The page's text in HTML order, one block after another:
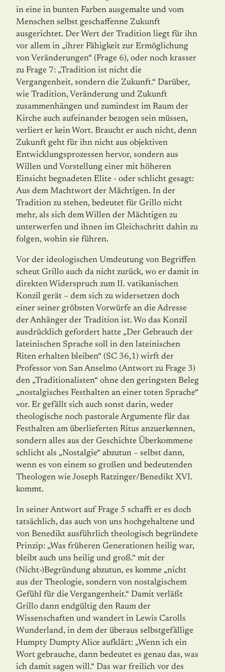
in eine in bunten Farben ausgemalte und vom
Menschen selbst geschaffenne Zukunft
ausgerichtet. Der Wert der Tradition liegt für ihn
vor allem in „ihrer Fähigkeit zur Ermöglichung
von Veränderungen“ (Frage 6), oder noch krasser
zu Frage 7: „Tradition ist nicht die
Vergangenheit, sondern die Zukunft.“ Darüber,
wie Tradition, Veränderung und Zukunft
zusammenhängen und zumindest im Raum der
Kirche auch aufeinander bezogen sein müssen,
verliert er kein Wort. Braucht er auch nicht, denn
Zukunft geht für ihn nicht aus objektiven
Entwick­lungs­prozessen hervor, sondern aus
Willen und Vorstellung einer mit höheren
Einsicht begnadeten Elite - oder schlicht gesagt:
Aus dem Machtwort der Mächtigen. In der
Tradition zu stehen, bedeutet für Grillo nicht
mehr, als sich dem Willen der Mächtigen zu
unterwerfen und ihnen im Gleichschritt dahin zu
folgen, wohin sie führen.
Vor der ideologischen Umdeutung von Begriffen
scheut Grillo auch da nicht zurück, wo er damit in
direkten Widerspruch zum II. vatikanischen
Konzil gerät – dem sich zu widersetzen doch
einer seiner gröbsten Vorwürfe an die Adresse
der Anhänger der Tradition ist. Wo das Konzil
ausdrücklich gefordert hatte „Der Gebrauch der
lateinischen Sprache soll in den lateinischen
Riten erhalten bleiben“ (SC 36,1) wirft der
Professor von San Anselmo (Antwort zu Frage 3)
den „Traditionalisten“ ohne den geringsten Beleg
„nostalgisches Festhalten an einer toten Sprache“
vor. Er gefällt sich auch sonst darin, weder
theologische noch pastorale Argumente für das
Festhalten am überlieferten Ritus anzuerkennen,
sondern alles aus der Geschichte Überkommene
schlicht als „Nostalgie“ abzutun – selbst dann,
wenn es von einem so großen und bedeutenden
Theologen wie Joseph Ratzinger/Benedikt XVI.
kommt.
In seiner Antwort auf Frage 5 schafft er es doch
tatsächlich, das auch von uns hochge­haltene und
von Benedikt ausführlich theologisch begründete
Prinzip: „Was früheren Generationen heilig war,
bleibt auch uns heilig und groß.“ mit der
(Nicht-)Begründung abzutun, es komme „nicht
aus der Theologie, sondern von nostalgischem
Gefühl für die Vergangenheit.“ Damit verläßt
Grillo dann endgültig den Raum der
Wissenschaften und wandert in Lewis Carolls
Wunderland, in dem der überaus selbstgefällige
Humpty Dumpty Alice aufklärt: „Wenn ich ein
Wort gebrauche, dann bedeutet es genau das, was
ich damit sagen will.“ Das war freilich vor des